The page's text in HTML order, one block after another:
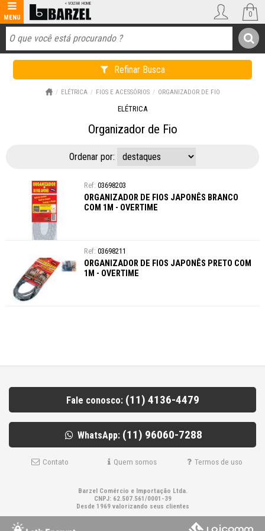
Refinar Busca
0
ELÉTRICA FIOS E ACESSÓRIOS ORGANIZADOR DE FIO
ELÉTRICA
Organizador de Fio
Ordenar por:
03698203
ORGANIZADOR DE FIOS JAPONÊS BRANCO
COM 1M - OVERTIME
03698211
ORGANIZADOR DE FIOS JAPONÊS PRETO COM
1M - OVERTIME
Fale conosco: (11) 4136-4479
WhatsApp: (11) 96060-7288
Contato Quem somos Termos de uso
Barzel Comércio e Importação Ltda.
CNPJ: 62.507.561/0001-39
Desde 1969 valorizando seus clientes